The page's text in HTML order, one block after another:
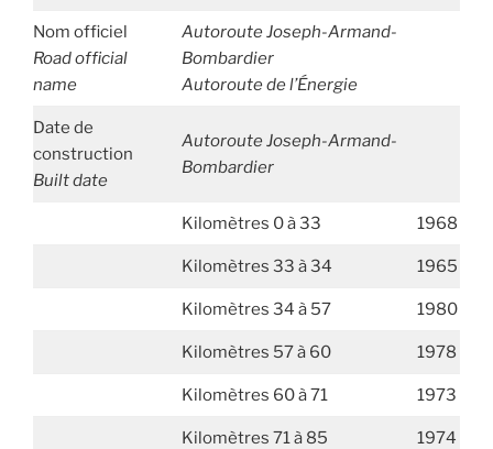
Nom officiel
Road official
name
Autoroute Joseph-Armand-
Bombardier
Autoroute de l’Énergie
Date de
construction
Built date
Autoroute Joseph-Armand-
Bombardier
Kilomètres 0 à 33 1968
Kilomètres 33 à 34 1965
Kilomètres 34 à 57 1980
Kilomètres 57 à 60 1978
Kilomètres 60 à 71 1973
Kilomètres 71 à 85 1974